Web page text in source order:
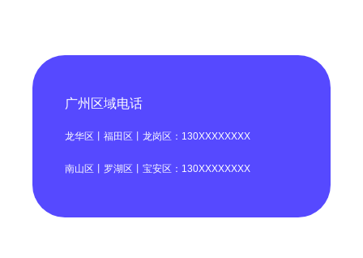
广州区域电话
龙华区丨福田区丨龙岗区：130XXXXXXXX
南山区丨罗湖区丨宝安区：130XXXXXXXX